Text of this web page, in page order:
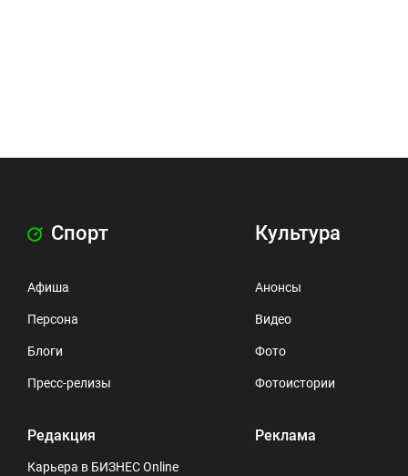
Спорт
Афиша
Персона
Блоги
Пресс-релизы
Редакция
Карьера в БИЗНЕС Online
Культура
Анонсы
Видео
Фото
Фотоистории
Реклама